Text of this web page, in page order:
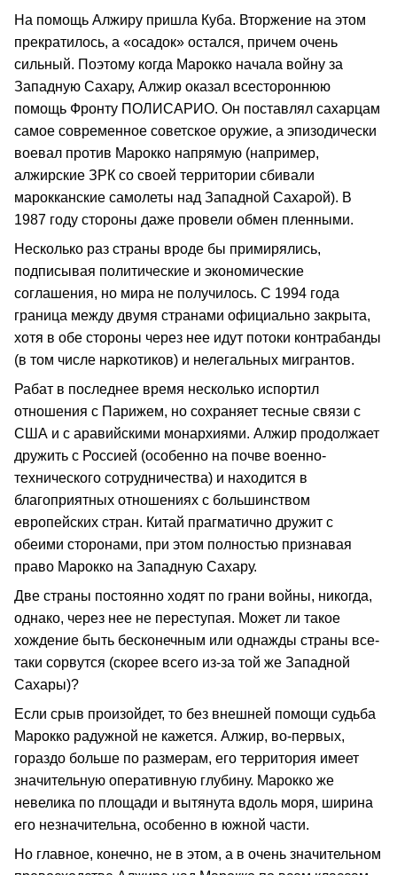
На помощь Алжиру пришла Куба. Вторжение на этом
прекратилось, а «осадок» остался, причем очень
сильный. Поэтому когда Марокко начала войну за
Западную Сахару, Алжир оказал всестороннюю
помощь Фронту ПОЛИСАРИО. Он поставлял сахарцам
самое современное советское оружие, а эпизодически
воевал против Марокко напрямую (например,
алжирские ЗРК со своей территории сбивали
марокканские самолеты над Западной Сахарой). В
1987 году стороны даже провели обмен пленными.
Несколько раз страны вроде бы примирялись,
подписывая политические и экономические
соглашения, но мира не получилось. С 1994 года
граница между двумя странами официально закрыта,
хотя в обе стороны через нее идут потоки контрабанды
(в том числе наркотиков) и нелегальных мигрантов.
Рабат в последнее время несколько испортил
отношения с Парижем, но сохраняет тесные связи с
США и с аравийскими монархиями. Алжир продолжает
дружить с Россией (особенно на почве военно-
технического сотрудничества) и находится в
благоприятных отношениях с большинством
европейских стран. Китай прагматично дружит с
обеими сторонами, при этом полностью признавая
право Марокко на Западную Сахару.
Две страны постоянно ходят по грани войны, никогда,
однако, через нее не переступая. Может ли такое
хождение быть бесконечным или однажды страны все-
таки сорвутся (скорее всего из-за той же Западной
Сахары)?
Если срыв произойдет, то без внешней помощи судьба
Марокко радужной не кажется. Алжир, во-первых,
гораздо больше по размерам, его территория имеет
значительную оперативную глубину. Марокко же
невелика по площади и вытянута вдоль моря, ширина
его незначительна, особенно в южной части.
Но главное, конечно, не в этом, а в очень значительном